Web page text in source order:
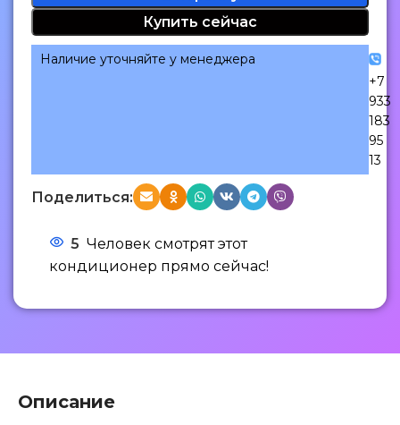
Купить сейчас
Наличие уточняйте у менеджера
+7
933
183
95
13
Поделиться:
5 Человек смотрят этот
кондиционер прямо сейчас!
Описание